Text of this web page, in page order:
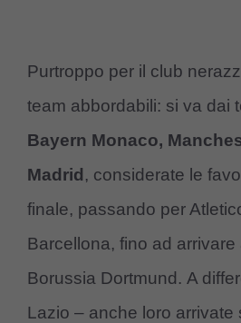
Purtroppo per il club
team abbordabili: si va dai
Bayern Monaco,
Madrid, considerate le
finale, passando per
Barcellona, fino ad arrivare
Borussia Dortmund. A
Lazio – anche loro arrivate